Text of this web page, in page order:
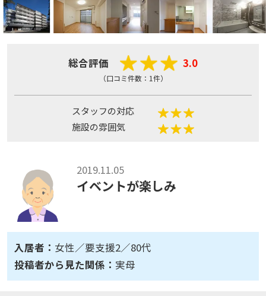
総合評価 3.0
（口コミ件数：1件）
スタッフの対応
施設の雰囲気
2019.11.05
イベントが楽しみ
入居者： 女性／要支援2／80代
投稿者から見た関係： 実母